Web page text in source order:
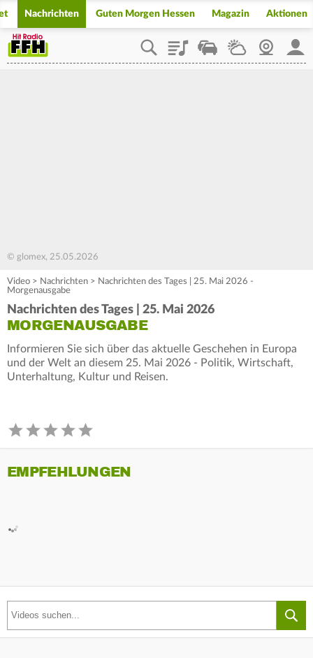
Nachrichten Guten Morgen Hessen Magazin Aktionen
PlaylistStaupilotWetterWebcam
© glomex, 25.05.2026
Video > Nachrichten > Nachrichten des Tages | 25. Mai 2026 -
Morgenausgabe
Nachrichten des Tages | 25. Mai 2026
MORGENAUSGABE
Informieren Sie sich über das aktuelle Geschehen in Europa
und der Welt an diesem 25. Mai 2026 - Politik, Wirtschaft,
Unterhaltung, Kultur und Reisen.
EMPFEHLUNGEN